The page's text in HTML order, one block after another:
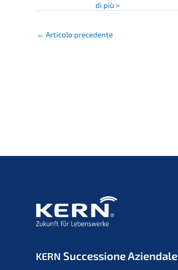
di più >
← Artico­lo precedente
KERN Succes­sio­ne Aziendale